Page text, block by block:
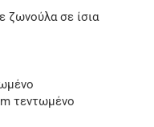
ζωνούλα σε ίσια
τεντωμένο